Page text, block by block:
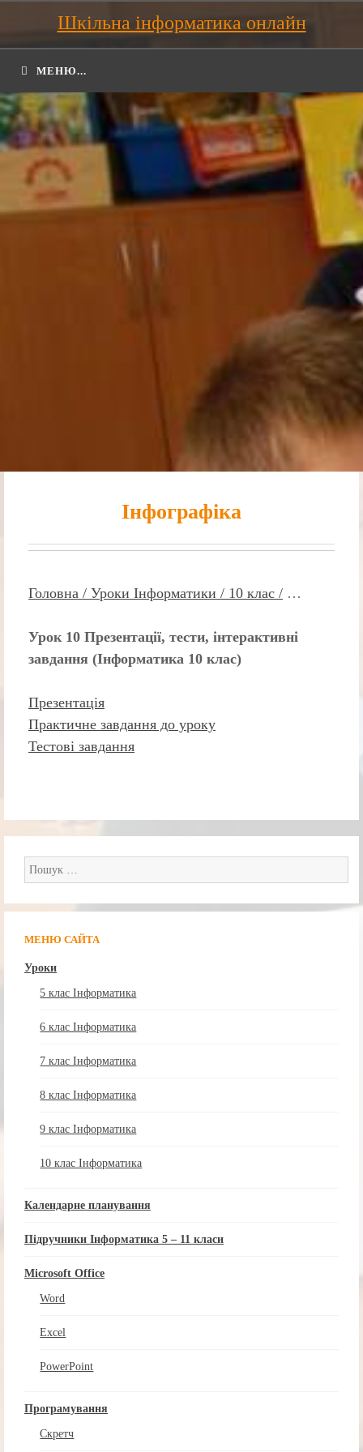
Шкільна інформатика онлайн
МЕНЮ...
Інфографіка
Головна / Уроки Інформатики / 10 клас / …
Урок 10 Презентації, тести, інтерактивні
завдання (Інформатика 10 клас)
Презентація
Практичне завдання до уроку
Тестові завдання
Пошук:
МЕНЮ САЙТА
Уроки
5 клас Інформатика
6 клас Інформатика
7 клас Інформатика
8 клас Інформатика
9 клас Інформатика
10 клас Інформатика
Календарне планування
Підручники Інформатика 5 – 11 класи
Microsoft Office
Word
Excel
PowerPoint
Програмування
Скретч